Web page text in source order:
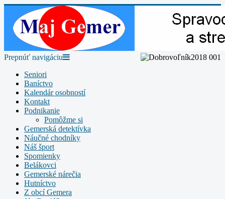
Prepnúť navigáciu
Seniori
Baníctvo
Kalendár osobností
Kontakt
Podnikanie
Pomôžme si
Gemerská detektívka
Náučné chodníky
Náš šport
Spomienky
Belákovci
Gemerské nárečia
Hutníctvo
Z obcí Gemera